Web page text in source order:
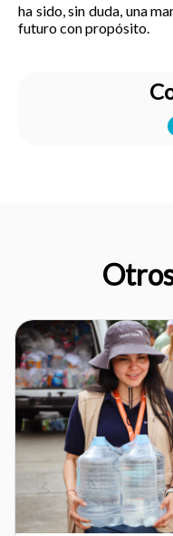
ha sido, sin duda, una
futuro con propósito.